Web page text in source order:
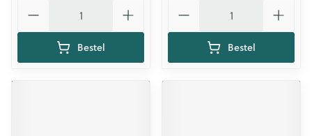
Bestel Bestel